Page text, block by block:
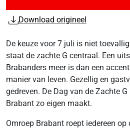
Download origineel
De keuze voor 7 juli is niet
staat de zachte G centraal. Een
Brabanders meer is dan een
manier van leven. Gezellig en
gedreven. De Dag van de Zachte
Brabant zo eigen maakt.
Omroep Brabant roept iedereen